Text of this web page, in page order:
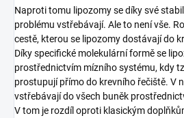
Naproti tomu lipozomy se díky své
problému vstřebávají. Ale to není vše.
cestě, kterou se lipozomy dostávají do
Díky specifické molekulární formě se
prostřednictvím mízního systému, kdy
prostupují přímo do krevního řečiště. V
vstřebávají do všech buněk
V tom je rozdíl oproti klasickým